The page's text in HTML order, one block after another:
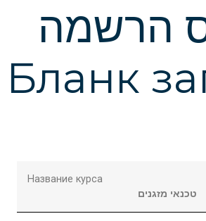
הרשמה
Бланк
Название курса
טכנאי מזגנים